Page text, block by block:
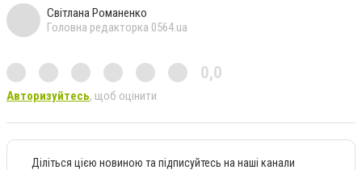
Світлана Романенко
Головна редакторка 0564.ua
0,0
Авторизуйтесь, щоб оцінити
Діліться цією новиною та підписуйтесь на наші канали